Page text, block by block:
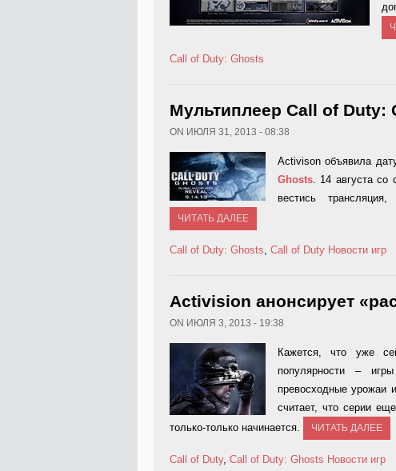
Call of Duty: Ghosts
Мультиплеер Call of Duty:
ON ИЮЛЯ 31, 2013 - 08:38
Activison объявила
Ghosts. 14 августа со
вестись
ЧИТАТЬ ДАЛЕЕ
Call of Duty: Ghosts, Call of Duty Новости игр
Activision анонсирует
ON ИЮЛЯ 3, 2013 - 19:38
Кажется, что уже
популярности –
превосходные урожаи
считает, что серии
только-только начинается.
ЧИТАТЬ ДАЛЕЕ
Call of Duty, Call of Duty: Ghosts Новости игр